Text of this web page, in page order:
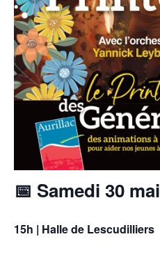
📅 Samedi 30 mai
15h | Halle de Lescudilliers